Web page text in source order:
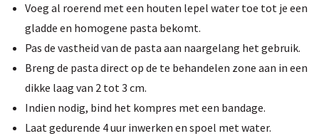
Voeg al roerend met een houten lepel water toe tot je een
gladde en homogene pasta bekomt.
Pas de vastheid van de pasta aan naargelang het gebruik.
Breng de pasta direct op de te behandelen zone aan in een
dikke laag van 2 tot 3 cm.
Indien nodig, bind het kompres met een bandage.
Laat gedurende 4 uur inwerken en spoel met water.